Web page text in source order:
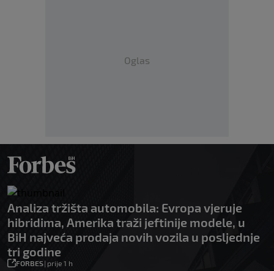
Oglas
Analiza tržišta automobila: Evropa vjeruje
hibridima, Amerika traži jeftinije modele, u
BiH najveća prodaja novih vozila u posljednje
tri godine
FORBES| prije 1 h